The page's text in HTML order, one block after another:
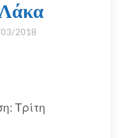
2018
Τρίτη